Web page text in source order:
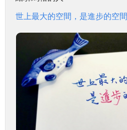
世上最大的空間，是進步的空間